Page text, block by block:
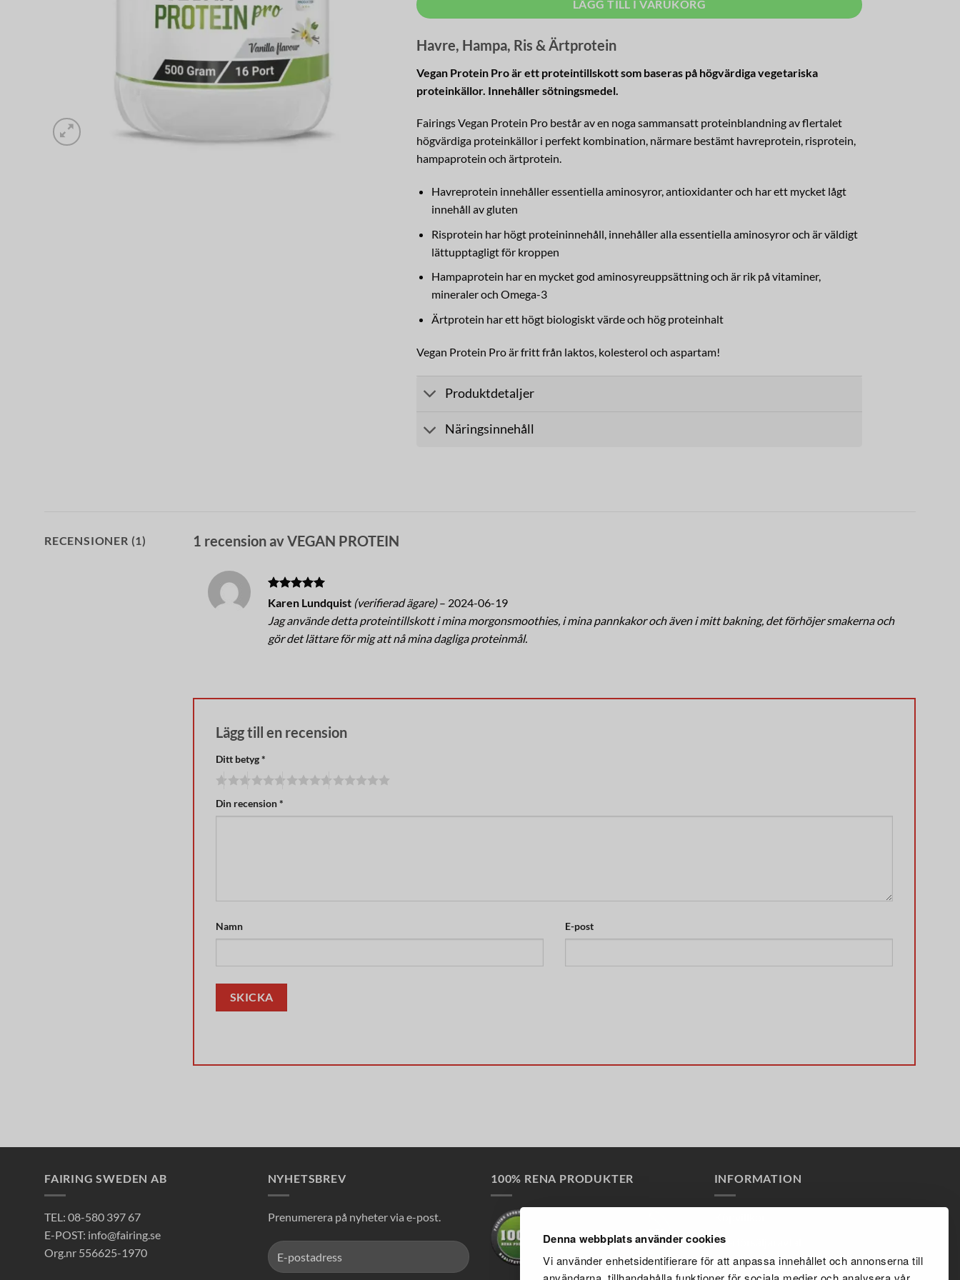
Denna webbplats använder cookies
Vi använder enhetsidentifierare för att anpassa innehållet och annonserna till
LÄGG TILL I VARUKORG
Havre, Hampa, Ris & Ärtprotein
Vegan Protein Pro är ett proteintillskott som baseras på högvärdiga vegetariska
proteinkällor. Innehåller sötningsmedel.
Fairings Vegan Protein Pro består av en noga sammansatt proteinblandning av flertalet
högvärdiga proteinkällor i perfekt kombination, närmare bestämt havreprotein, risprotein,
hampaprotein och ärtprotein.
Havreprotein innehåller essentiella aminosyror, antioxidanter och har ett mycket lågt
innehåll av gluten
Risprotein har högt proteininnehåll, innehåller alla essentiella aminosyror och är väldigt
lättupptagligt för kroppen
Hampaprotein har en mycket god aminosyreuppsättning och är rik på vitaminer,
mineraler och Omega-3
Ärtprotein har ett högt biologiskt värde och hög proteinhalt
Vegan Protein Pro är fritt från laktos, kolesterol och aspartam!
Produktdetaljer
Näringsinnehåll
RECENSIONER (1) 1 recension avVEGAN PROTEIN
Betygsatt5
av 5
Karen Lundquist (verifierad ägare) – 2024-06-19
Jag använde detta proteintillskott i mina morgonsmoothies, i mina pannkakor och även i mitt bakning, det förhöjer smakerna och
gör det lättare för mig att nå mina dagliga proteinmål.
Lägg till en recension
Ditt betyg*
Din recension*
Namn E-post
FAIRING SWEDEN AB
TEL: 08-580 397 67
E-POST: info@fairing.se
Org.nr 556625-1970
NYHETSBREV
Prenumerera på nyheter via e-post.
100% RENA PRODUKTER INFORMATION
Återförsäljaravtal
Integritetspolicy